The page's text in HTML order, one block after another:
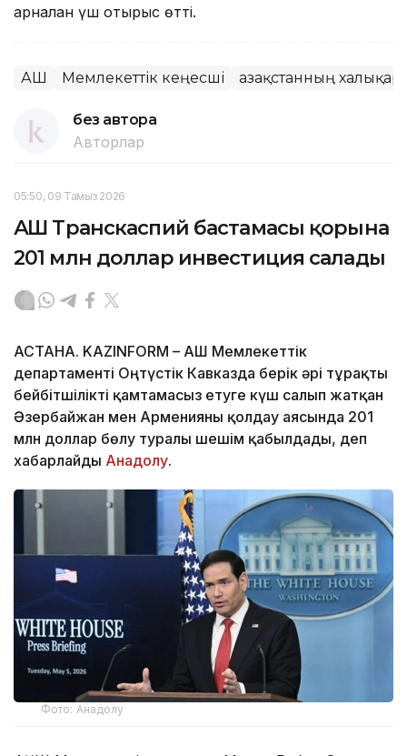
арналған үш отырыс өтті.
АҚШ Мемлекеттік кеңесші Қазақстанның
без автора
Авторлар
05:50, 09 Тамыз 2026
АҚШ Транскаспий бастамасы қорына
201 млн доллар инвестиция салады
АСТАНА. KAZINFORM – АҚШ Мемлекеттік
департаменті Оңтүстік Кавказда берік әрі тұрақты
бейбітшілікті қамтамасыз етуге күш салып жатқан
Әзербайжан мен Арменияны қолдау аясында 201
млн доллар бөлу туралы шешім қабылдады, деп
хабарлайды Анадолу.
Фото: Анадолу